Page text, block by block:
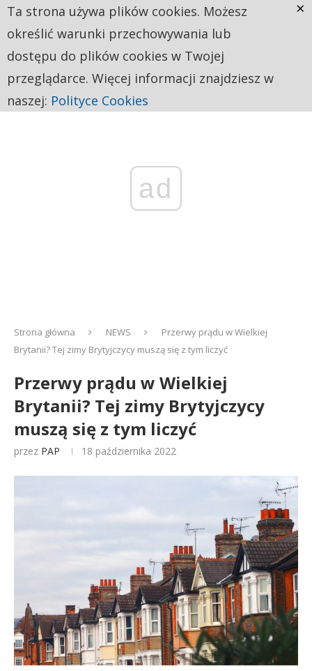
ad
Strona główna NEWS
Przerwy prądu w Wielkiej
Brytanii? Tej zimy Brytyjczycy muszą się z tym liczyć
Przerwy prądu w Wielkiej
Brytanii? Tej zimy Brytyjczycy
muszą się z tym liczyć
przez PAP 18 października 2022
Ta strona używa plików cookies. Możesz
określić warunki przechowywania lub
dostępu do plików cookies w Twojej
przeglądarce. Więcej informacji znajdziesz w
naszej: Polityce Cookies
×